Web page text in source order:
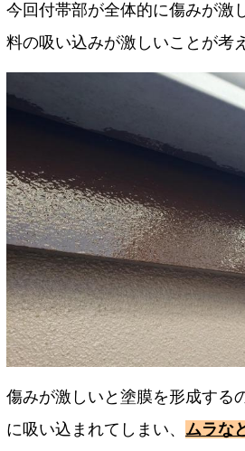
今回付帯部が全体的に傷みが激
料の吸い込みが激しいことが考
傷みが激しいと塗膜を形成する
に吸い込まれてしまい、 ムラな